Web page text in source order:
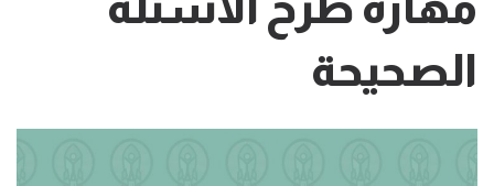
الصحيحة